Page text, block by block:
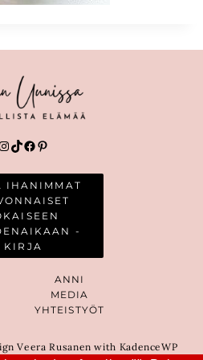
Instagram
TikTok
Facebook
Pinterest
IHANIMMAT
-
KIRJA
ANNI
MEDIA
YHTEISTYÖT
Veera Rusanen with KadenceWP